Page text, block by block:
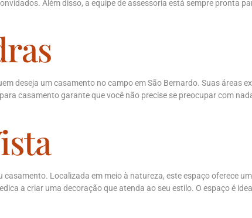
Além disso, a equipe de assessoria está sempre pronta
deseja um casamento no campo em São Bernardo. Suas áreas
casamento garante que você não precise se preocupar com
Localizada em meio à natureza, este espaço oferece
a criar uma decoração que atenda ao seu estilo. O espaço é